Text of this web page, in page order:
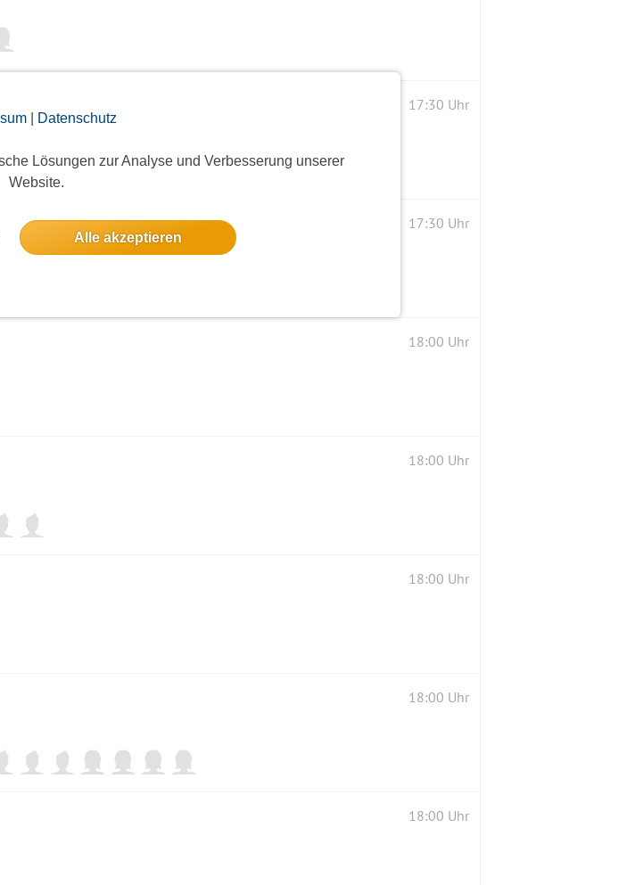
| Datenschutz
Lösungen zur Analyse und Verbesserung unserer
Website.
Alle akzeptieren
17:30 Uhr
17:30 Uhr
18:00 Uhr
18:00 Uhr
18:00 Uhr
18:00 Uhr
18:00 Uhr